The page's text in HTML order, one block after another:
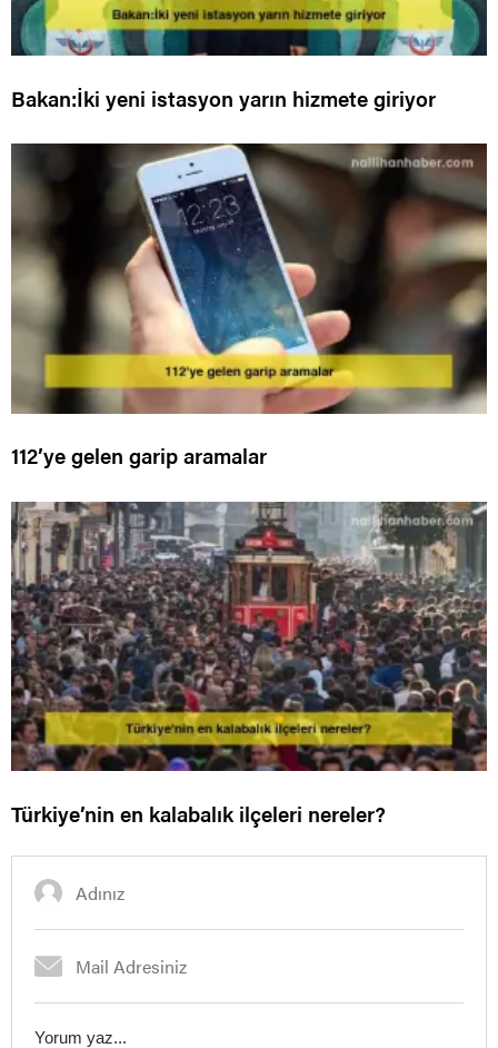
Bakan:İki yeni istasyon yarın hizmete giriyor
112’ye gelen garip aramalar
Türkiye’nin en kalabalık ilçeleri nereler?